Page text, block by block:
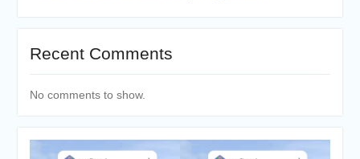
Recent Comments
No comments to show.